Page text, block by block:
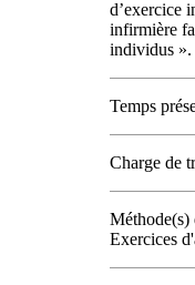
d’exercice
infirmière
individus ».
Temps
Charge de
Méthode(s)
Exercices